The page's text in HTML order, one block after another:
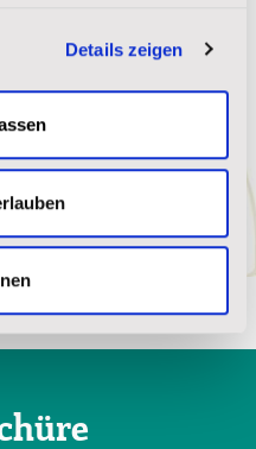
Details zeigen
Wörterbuch